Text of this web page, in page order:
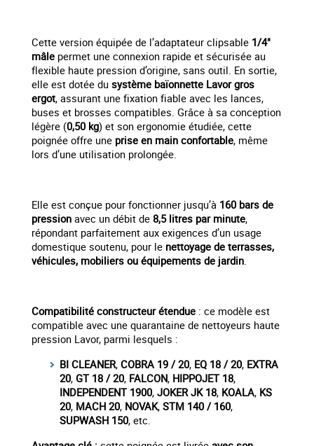
Cette version équipée de l’adaptateur clipsable 1/4"
mâle permet une connexion rapide et sécurisée au
flexible haute pression d’origine, sans outil. En sortie,
elle est dotée du système baïonnette Lavor gros
ergot, assurant une fixation fiable avec les lances,
buses et brosses compatibles. Grâce à sa conception
légère (0,50 kg) et son ergonomie étudiée, cette
poignée offre une prise en main confortable, même
lors d’une utilisation prolongée.
Elle est conçue pour fonctionner jusqu’à 160 bars de
pression avec un débit de 8,5 litres par minute,
répondant parfaitement aux exigences d’un usage
domestique soutenu, pour le nettoyage de terrasses,
véhicules, mobiliers ou équipements de jardin.
Compatibilité constructeur étendue : ce modèle est
compatible avec une quarantaine de nettoyeurs haute
pression Lavor, parmi lesquels :
BI CLEANER, COBRA 19 / 20, EQ 18 / 20, EXTRA
20, GT 18 / 20, FALCON, HIPPOJET 18,
INDEPENDENT 1900, JOKER JK 18, KOALA, KS
20, MACH 20, NOVAK, STM 140 / 160,
SUPWASH 150, etc.